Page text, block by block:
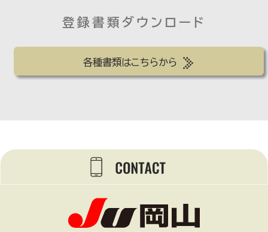
登録書類ダウンロード
各種書類はこちらから